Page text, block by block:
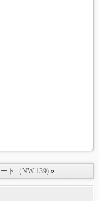
ト（NW-139) »